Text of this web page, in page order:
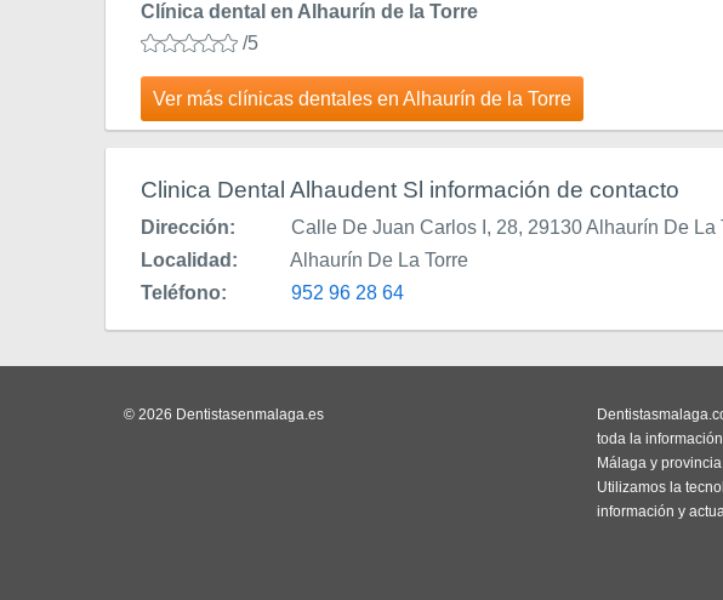
Clínica dental en Alhaurín de la Torre
/5
Ver más clínicas dentales en Alhaurín de la Torre
Clinica Dental Alhaudent Sl información de contacto
Dirección:
Calle De Juan Carlos I, 28, 29130 Alhaurín De La
Localidad:
Alhaurín De La Torre
Teléfono:
952 96 28 64
© 2026 Dentistasenmalaga.es
toda la
Málaga y
Utilizamos la
información y